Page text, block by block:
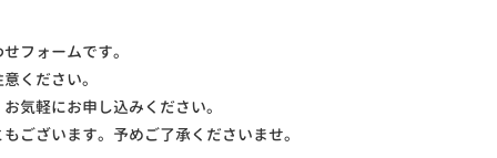
フォームです。
ください。
気軽にお申し込みください。
ございます。予めご了承くださいませ。